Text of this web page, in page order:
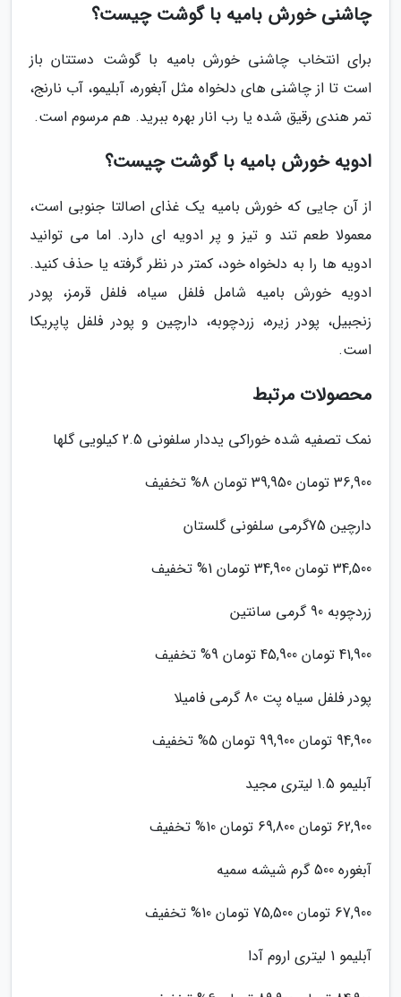
چاشنی خورش بامیه با گوشت چیست؟
برای انتخاب چاشنی خورش بامیه با گوشت دستتان باز
است تا از چاشنی های دلخواه مثل آبغوره، آبلیمو، آب نارنج،
تمر هندی رقیق شده یا رب انار بهره ببرید. هم مرسوم است.
ادویه خورش بامیه با گوشت چیست؟
از آن جایی که خورش بامیه یک غذای اصالتا جنوبی است،
معمولا طعم تند و تیز و پر ادویه ای دارد. اما می توانید
ادویه ها را به دلخواه خود، کمتر در نظر گرفته یا حذف کنید.
ادویه خورش بامیه شامل فلفل سیاه، فلفل قرمز، پودر
زنجبیل، پودر زیره، زردچوبه، دارچین و پودر فلفل پاپریکا
است.
محصولات مرتبط
نمک تصفیه شده خوراکی یددار سلفونی 2.5 کیلویی گلها
36,900 تومان 39,950 تومان 8% تخفیف
دارچین 75گرمی سلفونی گلستان
34,500 تومان 34,900 تومان 1% تخفیف
زردچوبه 90 گرمی سانتین
41,900 تومان 45,900 تومان 9% تخفیف
پودر فلفل سیاه پت 80 گرمی فامیلا
94,900 تومان 99,900 تومان 5% تخفیف
آبلیمو 1.5 لیتری مجید
62,900 تومان 69,800 تومان 10% تخفیف
آبغوره 500 گرم شیشه سمیه
67,900 تومان 75,500 تومان 10% تخفیف
آبلیمو 1 لیتری اروم آدا